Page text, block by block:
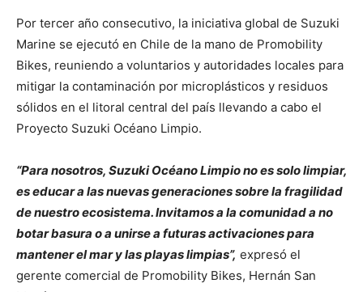
Por tercer año consecutivo, la iniciativa global de Suzuki
Marine se ejecutó en Chile de la mano de Promobility
Bikes, reuniendo a voluntarios y autoridades locales para
mitigar la contaminación por microplásticos y residuos
sólidos en el litoral central del país llevando a cabo el
Proyecto Suzuki Océano Limpio.
“Para nosotros, Suzuki Océano Limpio no es solo limpiar,
es educar a las nuevas generaciones sobre la fragilidad
de nuestro ecosistema. Invitamos a la comunidad a no
botar basura o a unirse a futuras activaciones para
mantener el mar y las playas limpias”, expresó el
gerente comercial de Promobility Bikes, Hernán San